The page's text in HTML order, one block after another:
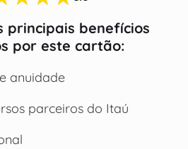
principais benefícios
por este cartão:
anuidade
parceiros do Itaú